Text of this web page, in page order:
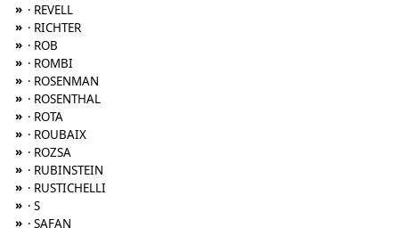
» · REVELL
» · RICHTER
» · ROB
» · ROMBI
» · ROSENMAN
» · ROSENTHAL
» · ROTA
» · ROUBAIX
» · ROZSA
» · RUBINSTEIN
» · RUSTICHELLI
» · S
» · SAFAN